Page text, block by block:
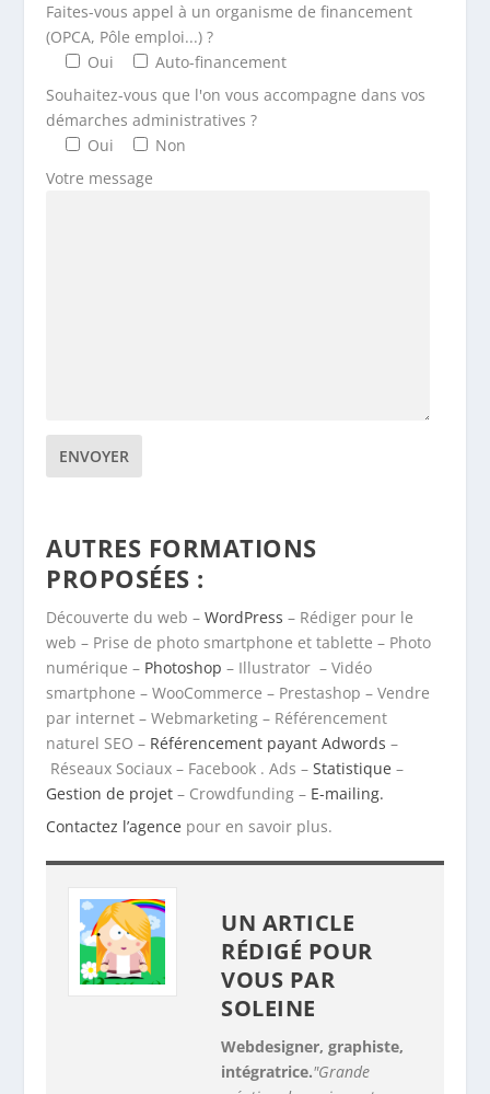
Faites-vous appel à un organisme de financement
(OPCA, Pôle emploi...) ?
Oui
Auto-financement
Souhaitez-vous que l'on vous accompagne dans vos
démarches administratives ?
Oui
Non
Votre message
AUTRES FORMATIONS
PROPOSÉES :
Découverte du web –WordPress– Rédiger pour le
web – Prise de photo smartphone et tablette – Photo
numérique – Photoshop – Illustrator – Vidéo
smartphone – WooCommerce – Prestashop – Vendre
par internet – Webmarketing – Référencement
naturel SEO – Référencement payant Adwords –
Réseaux Sociaux – Facebook . Ads –Statistique –
Gestion de projet – Crowdfunding – E-mailing.
Contactez l’agence pour en savoir plus.
UN ARTICLE
RÉDIGÉ POUR
VOUS PAR
SOLEINE
Webdesigner, graphiste,
intégratrice."Grande